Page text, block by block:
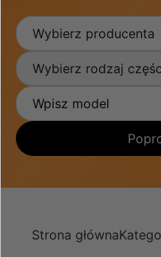
Wybierz producenta
Wybierz rodzaj
Strona główna